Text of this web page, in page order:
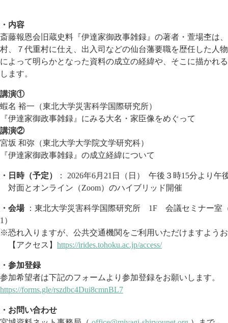
・内容
斎藤報恩会旧蔵史料『伊達家御政事雑録』の著者・萱場杢は
村、７代重村に仕え、出入司などの仙台藩要職を歴任した人
によって明らかとなった資料の成立の経緯や、そこに描かれ
します。
講演①
蝦名 裕一（東北大学災害科学国際研究所）
『伊達家御政事雑録』にみる大名・家臣像をめぐって
講演②
宮坂 和弥（東北大学大学院文学研究科）
『伊達家御政事雑録』の成立経緯について
・日時（予定）
： 2026年6月21日（日） 午後３時15分より午
対面とオンライン（Zoom）のハイブリッド開催
・会場：東北大学災害科学国際研究所 1F 会議セミナー室
1）
※恐れ入りますが、公共交通機関をご利用いただけますよう
【アクセス】 https://irides.tohoku.ac.jp/access/
・参加登録
参加希望者は下記のフォームより参加登録をお願いします。
https://forms.gle/rszdbc4Dui8cmnBL7
・お問い合わせ